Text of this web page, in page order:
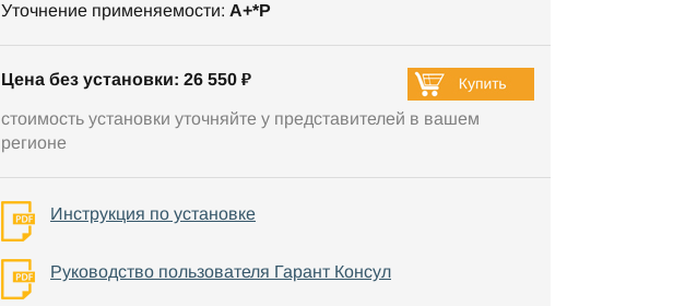
Уточнение применяемости: А+*P
Цена без установки: 26 550 ₽
стоимость установки уточняйте у представителей в вашем
регионе
Инструкция по установке
Руководство пользователя Гарант Консул